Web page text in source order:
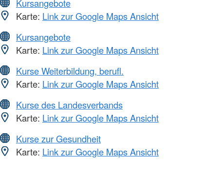
Kursangebote
Karte: Link zur Google Maps Ansicht
Kursangebote
Karte: Link zur Google Maps Ansicht
Kurse Weiterbildung, berufl.
Karte: Link zur Google Maps Ansicht
Kurse des Landesverbands
Karte: Link zur Google Maps Ansicht
Kurse zur Gesundheit
Karte: Link zur Google Maps Ansicht